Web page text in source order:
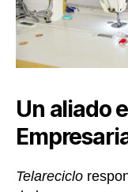
Un aliado
Telareciclo